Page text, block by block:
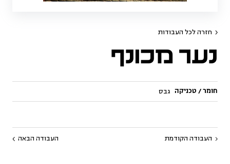
חזרה לכל העבודות
נער מכונף
חומר / טכניקה גבס
העבודה הקודמת העבודה הבאה